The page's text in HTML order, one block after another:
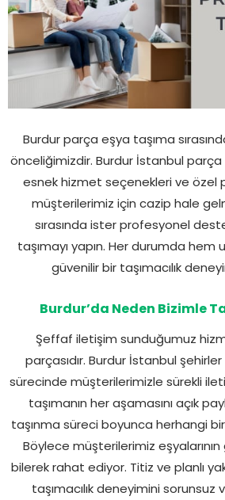
Burdur parça eşya taşıma
önceliğimizdir. Burdur İstanbul parça
esnek hizmet seçenekleri ve özel
müşterilerimiz için cazip hale
sırasında ister profesyonel
taşımayı yapın. Her durumda hem
güvenilir bir taşımacılık
Burdur’da Neden Bizimle
Şeffaf iletişim sunduğumuz
parçasıdır. Burdur İstanbul
sürecinde müşterilerimizle sürekli
taşımanın her aşamasını açık
taşınma süreci boyunca herhangi
Böylece müşterilerimiz eşyalarının
bilerek rahat ediyor. Titiz ve planlı
taşımacılık deneyimini sorunsuz